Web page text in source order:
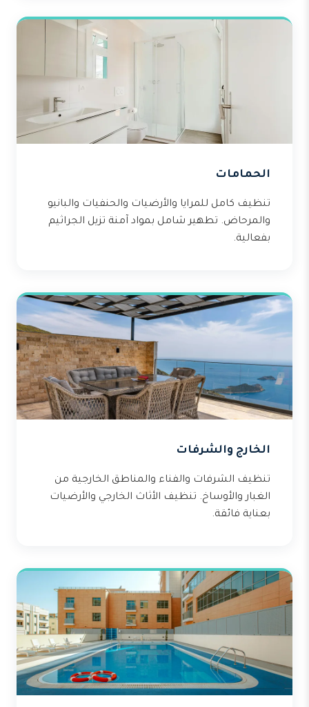
الحمامات
تنظيف كامل للمرايا والأرضيات والحنفيات والبانيو
والمرحاض. تطهير شامل بمواد آمنة تزيل الجراثيم
بفعالية.
الخارج والشرفات
تنظيف الشرفات والفناء والمناطق الخارجية من
الغبار والأوساخ. تنظيف الأثاث الخارجي والأرضيات
بعناية فائقة.